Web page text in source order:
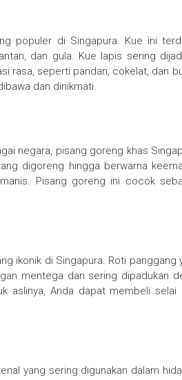
populer di Singapura. Kue ini
dan gula. Kue lapis sering
rasa, seperti pandan, cokelat, dan
dan dinikmati.
negara, pisang goreng khas
digoreng hingga berwarna
Pisang goreng ini cocok
ikonik di Singapura. Roti
mentega dan sering dipadukan
aslinya, Anda dapat membeli selai
yang sering digunakan dalam